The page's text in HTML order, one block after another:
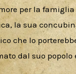
per la
la sua
che lo
dal suo